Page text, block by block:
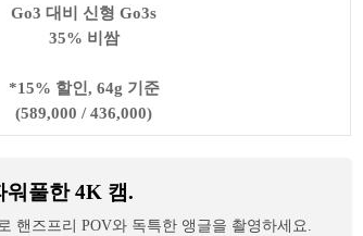
Go3 대비 신형 Go3s
35% 비쌈
*15% 할인, 64g 기준
(589,000 / 436,000)
워풀한 4K 캠.
핸즈프리 POV와 독특한 앵글을 촬영하세요.